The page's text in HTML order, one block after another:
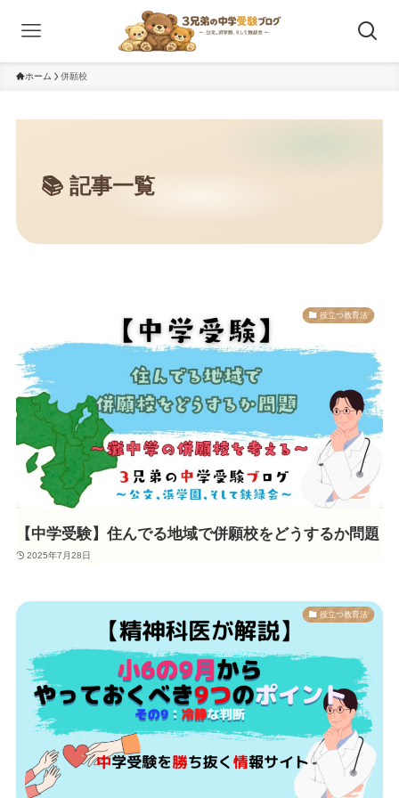
ホーム 併願校
役立つ教育法
【中学受験】住んでる地域で併願校をどうするか問題
2025年7月28日
役立つ教育法